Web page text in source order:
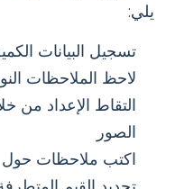
يلي:
تسجيل البيانات
لاحظ الملاحظات
التقاط الإعداد من
الصور
اكتب ملاحظات حول